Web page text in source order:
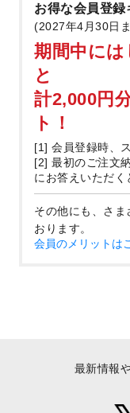
お得な会員登録
(2027年4月30日
期間中には
と
計2,000円
ト！
[1] 会員登録時、
[2] 最初のご注文
にお答えいただく
その他にも、さ
おります。
会員のメリットは
最新情報